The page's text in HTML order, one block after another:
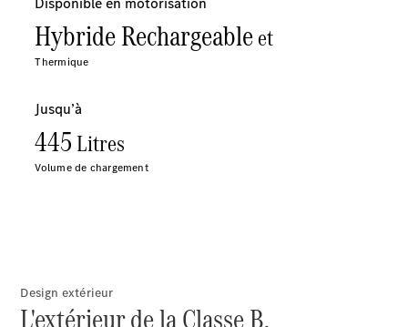
Rechercher
un
Design extérieur